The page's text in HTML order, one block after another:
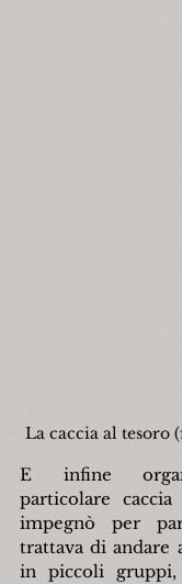
La caccia al tesoro
E infine
particolare
impegnò per
trattava di andare
in piccoli gruppi,